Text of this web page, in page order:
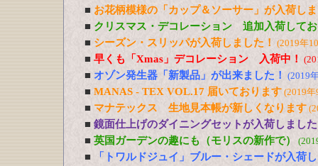
■ お花柄模様の「カップ＆ソーサー」が入荷し
■ クリスマス・デコレーション 追加入荷して
■ シーズン・スリッパが入荷しました！ (2019年
■ 早くも「Xmas」デコレーション 入荷中！
■ オゾン発生器「新製品」が出来ました！ (2019
■ MANAS - TEX VOL.17 届いております (2019
■ マナテックス 生地見本帳が新しくなります
■ 鏡面仕上げのダイニングセットが入荷しました
■ 英国ガーデンの趣にも（モリスの新作で）
■
「トワルドジュイ」ブルー・シェードが入荷